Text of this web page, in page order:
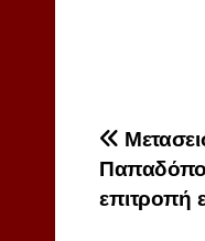
επιτροπή